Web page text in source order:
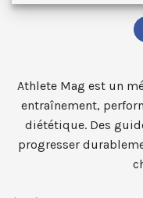
Athlete Mag est un
entraînement,
diététique. Des
progresser